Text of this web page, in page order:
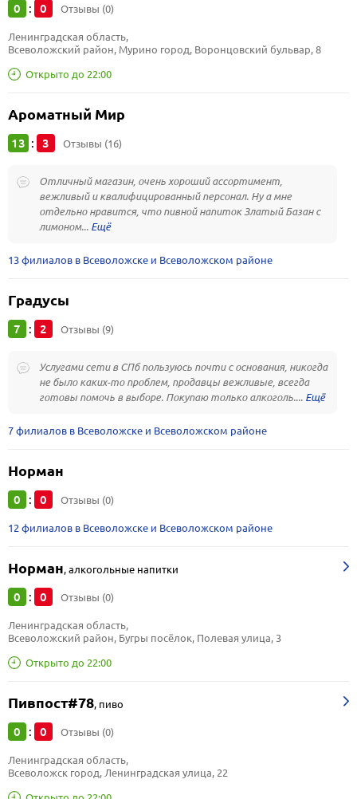
0 : 0 Отзывы (0)
Открыто до 22:00
Ленинградская область,
Всеволожский район, Мурино город, Воронцовский бульвар, 8
Ароматный Мир
13 : 3 Отзывы (16)
Отличный магазин, очень хороший ассортимент,
вежливый и квалифицированный персонал. Ну а мне
отдельно нравится, что пивной напиток Златый Базан с
лимоном...
13 филиалов в Всеволожске и Всеволожском районе
Градусы
7 : 2 Отзывы (9)
Услугами сети в СПб пользуюсь почти с основания, никогда
не было каких-то проблем, продавцы вежливые, всегда
готовы помочь в выборе. Покупаю только алкоголь....
7 филиалов в Всеволожске и Всеволожском районе
Норман
0 : 0 Отзывы (0)
12 филиалов в Всеволожске и Всеволожском районе
Норман,алкогольные напитки
0 : 0 Отзывы (0)
Открыто до 22:00
Ленинградская область,
Всеволожский район, Бугры посёлок, Полевая улица, 3
Пивпост#78, пиво
0 : 0 Отзывы (0)
Ленинградская область,
Всеволожск город, Ленинградская улица, 22